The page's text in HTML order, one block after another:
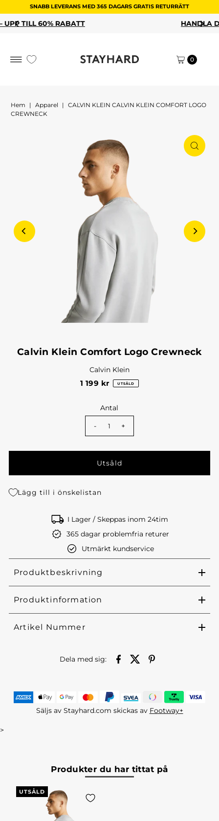
SNABB LEVERANS MED 365 DAGARS GRATIS RETURRÄTT
HANDLA DINA REAFAVORITER
0
Hem | Apparel |
CALVIN KLEIN CALVIN KLEIN COMFORT LOGO
CREWNECK
Calvin Klein Comfort Logo Crewneck
Calvin Klein
1 199 kr UTSÅLD
Antal
- +
Lägg till i önskelistan
I Lager / Skeppas inom 24tim
365 dagar problemfria returer
Utmärkt kundservice
Produktbeskrivning
Produktinformation
Artikel Nummer
Dela med sig:
Säljs av Stayhard.com skickas av Footway+
>
Produkter du har tittat på
UTSÅLD